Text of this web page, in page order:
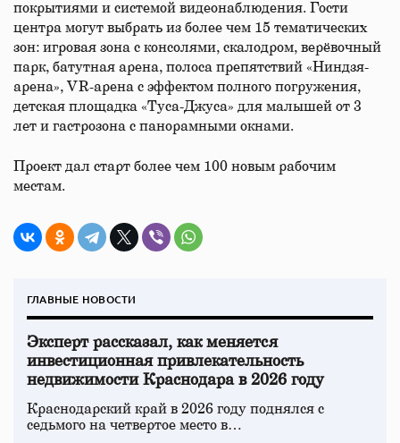
покрытиями и системой видеонаблюдения. Гости
центра могут выбрать из более чем 15 тематических
зон: игровая зона с консолями, скалодром, верёвочный
парк, батутная арена, полоса препятствий «Ниндзя-
арена», VR-арена с эффектом полного погружения,
детская площадка «Туса-Джуса» для малышей от 3
лет и гастрозона с панорамными окнами.
Проект дал старт более чем 100 новым рабочим
местам.
ГЛАВНЫЕ НОВОСТИ
Эксперт рассказал, как меняется
инвестиционная привлекательность
недвижимости Краснодара в 2026 году
Краснодарский край в 2026 году поднялся с
седьмого на четвертое место в…